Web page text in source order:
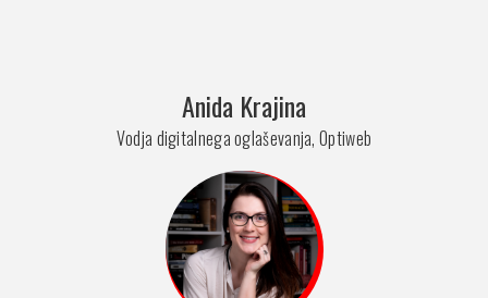
Anida Krajina
Vodja digitalnega oglaševanja, Optiweb